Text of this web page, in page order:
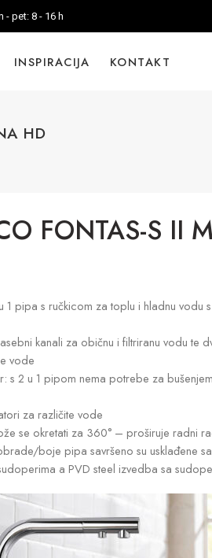
- pet: 8 - 16 h
INSPIRACIJA KONTAKT
HD
FONTAS-S II
1 pipa s ručkicom za toplu i hladnu vodu
kanali za običnu i filtriranu vodu te
vode
s 2 u 1 pipom nema potrebe za
za različite vode
se okretati za 360° – proširuje radni
boje pipa savršeno su usklađene
a PVD steel izvedba sa